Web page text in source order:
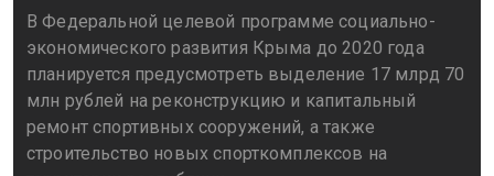
В Федеральной целевой программе социально-
экономического развития Крыма до 2020 года
планируется предусмотреть выделение 17 млрд 70
млн рублей на реконструкцию и капитальный
ремонт спортивных сооружений, а также
строительство новых спорткомплексов на